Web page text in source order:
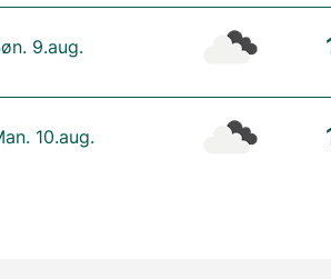
9.aug.
10.aug.